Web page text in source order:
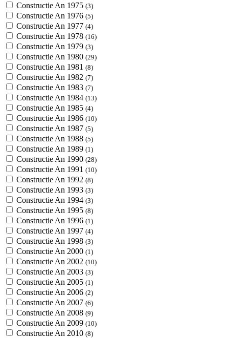
Constructie An 1975 (3)
Constructie An 1976 (5)
Constructie An 1977 (4)
Constructie An 1978 (16)
Constructie An 1979 (3)
Constructie An 1980 (29)
Constructie An 1981 (8)
Constructie An 1982 (7)
Constructie An 1983 (7)
Constructie An 1984 (13)
Constructie An 1985 (4)
Constructie An 1986 (10)
Constructie An 1987 (5)
Constructie An 1988 (5)
Constructie An 1989 (1)
Constructie An 1990 (28)
Constructie An 1991 (10)
Constructie An 1992 (8)
Constructie An 1993 (3)
Constructie An 1994 (3)
Constructie An 1995 (8)
Constructie An 1996 (1)
Constructie An 1997 (4)
Constructie An 1998 (3)
Constructie An 2000 (1)
Constructie An 2002 (10)
Constructie An 2003 (3)
Constructie An 2005 (1)
Constructie An 2006 (2)
Constructie An 2007 (6)
Constructie An 2008 (9)
Constructie An 2009 (10)
Constructie An 2010 (8)